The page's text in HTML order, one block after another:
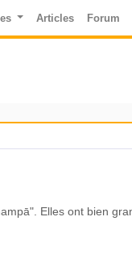
Articles Forum
Elles ont bien